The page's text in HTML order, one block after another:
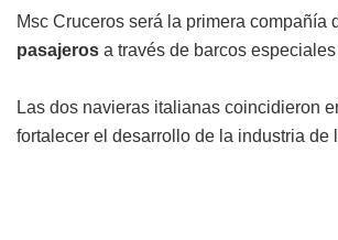
Msc Cruceros será la primera
pasajeros a través de barcos
Las dos navieras italianas coincidieron
fortalecer el desarrollo de la industria de